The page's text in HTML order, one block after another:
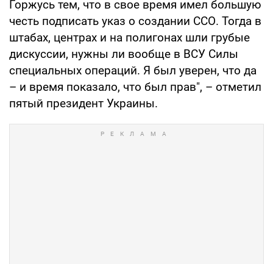
Горжусь тем, что в свое время имел большую
честь подписать указ о создании ССО. Тогда в
штабах, центрах и на полигонах шли грубые
дискуссии, нужны ли вообще в ВСУ Силы
специальных операций. Я был уверен, что да
– и время показало, что был прав", – отметил
пятый президент Украины.